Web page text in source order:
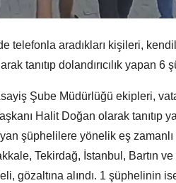
telefonla aradıkları kişileri,
tanıtıp dolandırıcılık yapan 6
Şube Müdürlüğü ekipleri,
Halit Doğan olarak tanıtıp
şüphelilere yönelik eş
Tekirdağ, İstanbul, Bartın
gözaltına alındı. 1 şüphelinin